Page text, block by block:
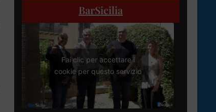
BarSicilia
Fai clic per accettare i
cookie per questo servizio